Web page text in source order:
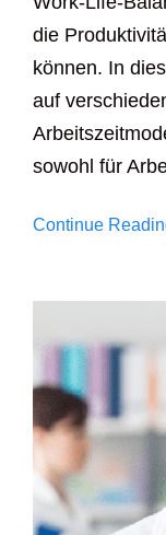
die
können. In
auf
sowohl für
Continue